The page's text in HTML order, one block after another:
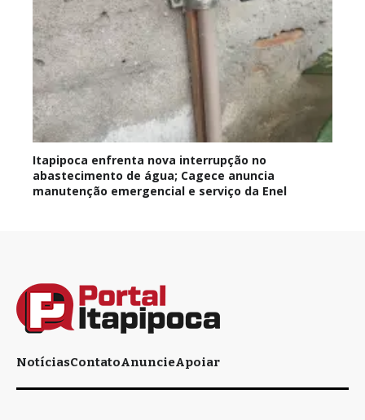
Itapipoca enfrenta nova interrupção no
abastecimento de água; Cagece anuncia
manutenção emergencial e serviço da Enel
NotíciasContatoAnuncieApoiar